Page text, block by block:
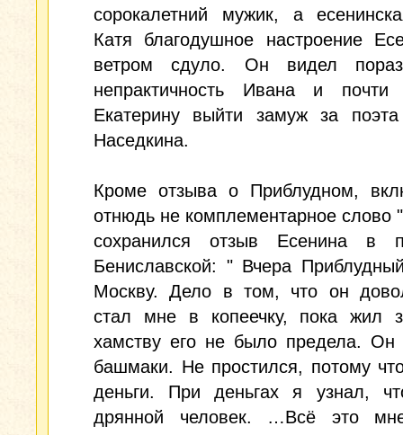
сорокалетний мужик, а
Катя благодушное настроение
ветром сдуло. Он видел
непрактичность Ивана и почти
Екатерину выйти замуж за
Наседкина.
Кроме отзыва о Приблудном,
отнюдь не комплементарное слово
сохранился отзыв Есенина в
Бениславской: " Вчера
Москву. Дело в том, что он
стал мне в копеечку, пока жил
хамству его не было предела. Он
башмаки. Не простился, потому
деньги. При деньгах я узнал,
дрянной человек. …Всё это